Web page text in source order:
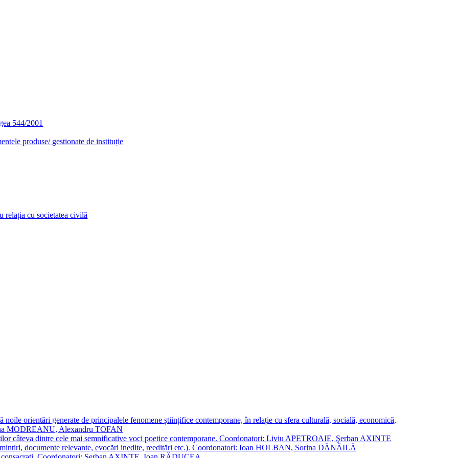
544/2001
produse/ gestionate de instituție
relația cu societatea civilă
noile orientări generate de principalele fenomene științifice contemporane, în relație cu sfera culturală, socială, economică,
MODREANU, Alexandru TOFAN
câteva dintre cele mai semnificative voci poetice contemporane. Coordonatori: Liviu APETROAIE, Şerban AXINTE
documente relevante, evocări inedite, reeditări etc.). Coordonatori: Ioan HOLBAN, Sorina DĂNĂILĂ